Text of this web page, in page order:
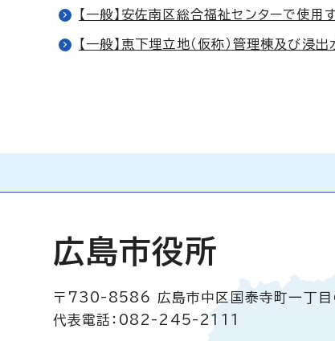
【一般】安佐南区総合福祉センターで使用
【一般】恵下埋立地（仮称）管理棟及び浸
広島市役所
〒730-8586
広島市中区国泰寺町一丁
代表電話：082-245-2111